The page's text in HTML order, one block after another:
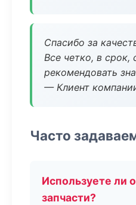
Спасибо за
Все четко, в срок,
рекомендовать
— Клиент
Часто
Используете ли
запчасти?